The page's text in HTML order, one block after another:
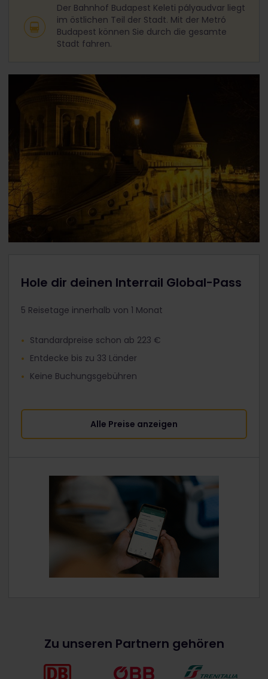
Der Bahnhof Budapest Keleti pályaudvar liegt
im östlichen Teil der Stadt. Mit der Metró
Budapest können Sie durch die gesamte
Stadt fahren.
Hole dir deinen Interrail Global-Pass
5 Reisetage innerhalb von 1 Monat
Standardpreise schon ab 223 €
Entdecke bis zu 33 Länder
Keine Buchungsgebühren
Alle Preise anzeigen
Zu unseren Partnern gehören